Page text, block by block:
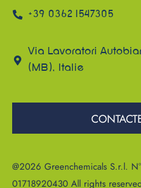
+39 0362 1547305
Via Lavoratori
(MB), Italie
@2026 Greenchemicals S.r.l.
01718920430 All rights